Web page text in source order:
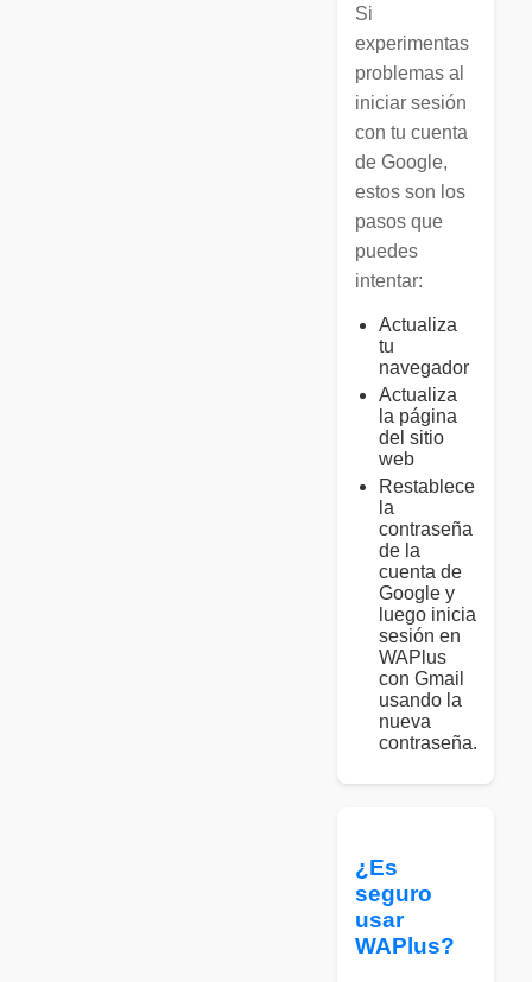
Si
experimentas
problemas al
iniciar sesión
con tu cuenta
de Google,
estos son los
pasos que
puedes
intentar:
Actualiza
tu
navegador
Actualiza
la página
del sitio
web
Restablece
la
contraseña
de la
cuenta de
Google y
luego inicia
sesión en
WAPlus
con Gmail
usando la
nueva
contraseña.
¿Es
seguro
usar
WAPlus?